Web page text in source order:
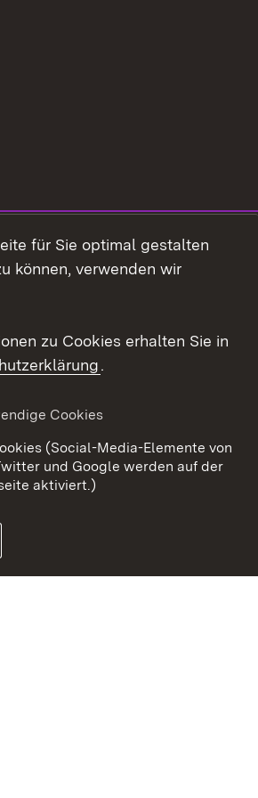
Datenschutz
Cookies
für Sie optimal gestalten
können, verwenden wir
zu Cookies erhalten Sie in
.
Cookies
(Social-Media-Elemente von
und Google werden auf der
aktiviert.)